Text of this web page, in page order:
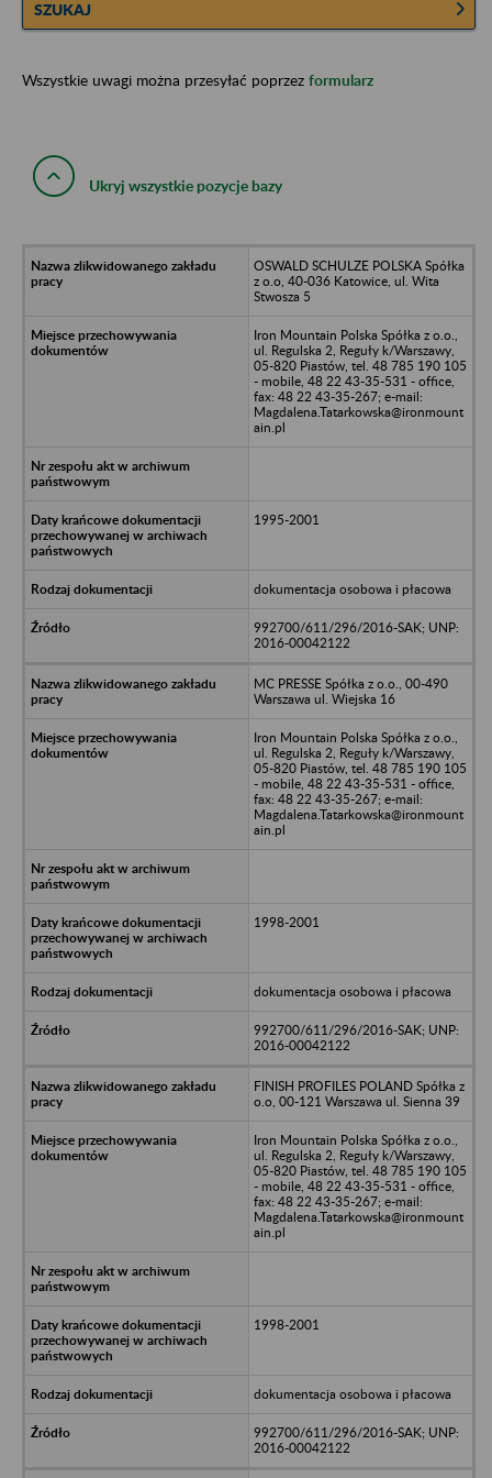
SZUKAJ
Wszystkie uwagi można przesyłać poprzez formularz
Ukryj wszystkie pozycje bazy
OSWALD SCHULZE POLSKA Spółka
z o.o, 40-036 Katowice, ul. Wita
Stwosza 5
Iron Mountain Polska Spółka z o.o.,
ul. Regulska 2, Reguły k/Warszawy,
05-820 Piastów, tel. 48 785 190 105
- mobile, 48 22 43-35-531 - office,
fax: 48 22 43-35-267; e-mail:
Magdalena.Tatarkowska@ironmount
ain.pl
1995-2001
dokumentacja osobowa i płacowa
992700/611/296/2016-SAK; UNP:
2016-00042122
MC PRESSE Spółka z o.o., 00-490
Warszawa ul. Wiejska 16
Iron Mountain Polska Spółka z o.o.,
ul. Regulska 2, Reguły k/Warszawy,
05-820 Piastów, tel. 48 785 190 105
- mobile, 48 22 43-35-531 - office,
fax: 48 22 43-35-267; e-mail:
Magdalena.Tatarkowska@ironmount
ain.pl
1998-2001
dokumentacja osobowa i płacowa
992700/611/296/2016-SAK; UNP:
2016-00042122
FINISH PROFILES POLAND Spółka z
o.o, 00-121 Warszawa ul. Sienna 39
Iron Mountain Polska Spółka z o.o.,
ul. Regulska 2, Reguły k/Warszawy,
05-820 Piastów, tel. 48 785 190 105
- mobile, 48 22 43-35-531 - office,
fax: 48 22 43-35-267; e-mail:
Magdalena.Tatarkowska@ironmount
ain.pl
1998-2001
dokumentacja osobowa i płacowa
992700/611/296/2016-SAK; UNP:
2016-00042122